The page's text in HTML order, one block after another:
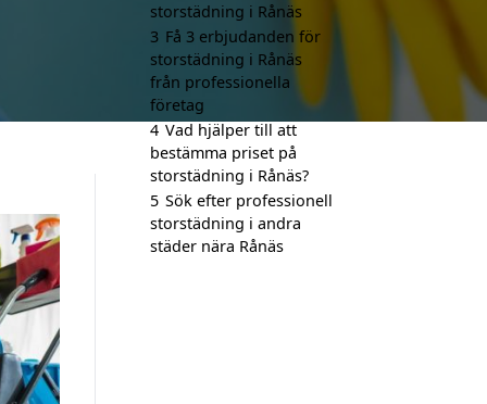
storstädning i Rånäs
3 Få 3 erbjudanden för
storstädning i Rånäs
från professionella
företag
4 Vad hjälper till att
bestämma priset på
storstädning i Rånäs?
5 Sök efter professionell
storstädning i andra
städer nära Rånäs